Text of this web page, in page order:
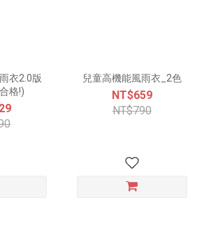
衣2.0版
格!)
兒童高機能風雨衣_2色
NT$659
NT$790